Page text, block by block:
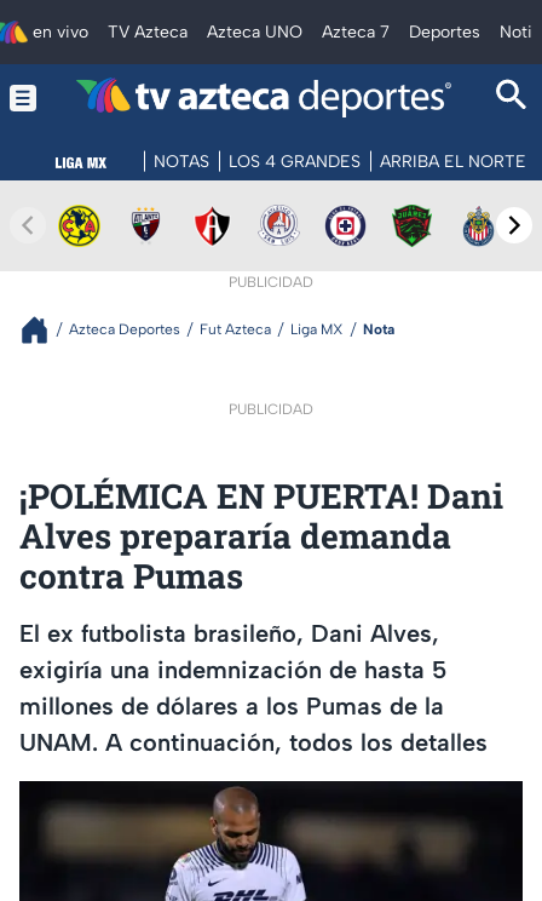
en vivo TV Azteca Azteca UNO Azteca 7 Deportes
NOTAS LOS 4 GRANDES ARRIBA EL NORTE
PUBLICIDAD
Azteca Deportes Fut Azteca Liga MX Nota
PUBLICIDAD
¡POLÉMICA EN PUERTA! Dani
Alves prepararía demanda
contra Pumas
El ex futbolista brasileño, Dani Alves,
exigiría una indemnización de hasta 5
millones de dólares a los Pumas de la
UNAM. A continuación, todos los detalles